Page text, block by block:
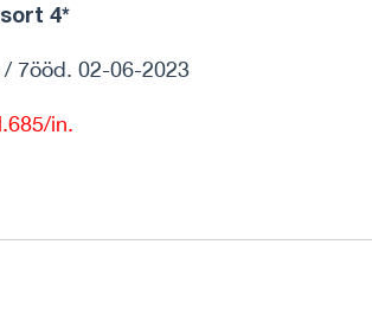
4*
/ 7ööd. 02-06-2023
in.